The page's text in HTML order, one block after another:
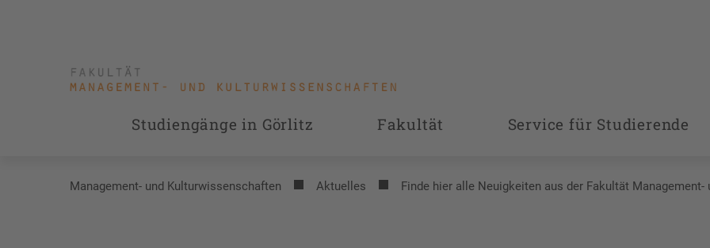
Studiengänge in Görlitz Fakultät Service für Studierende
Management- und Kulturwissenschaften Aktuelles Finde hier alle Neuigkeiten aus der Fakultät